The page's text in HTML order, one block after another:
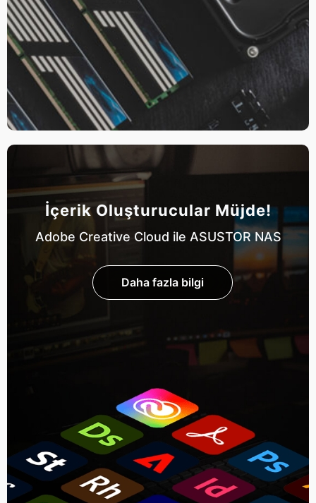
İçerik Oluşturucular Müjde!
Adobe Creative Cloud ile ASUSTOR NAS
Daha fazla bilgi